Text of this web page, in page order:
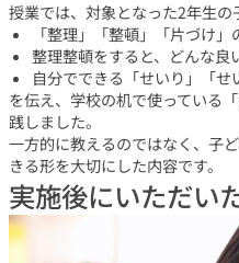
授業では、対象となった2年生の
「整理」「整頓」「片づけ」
整理整頓をすると、どんな良
自分でできる「せいり」「せ
を伝え、学校の机で使っている
践しました。
一方的に教えるのではなく、子
きる形を大切にした内容です。
実施後にいただい